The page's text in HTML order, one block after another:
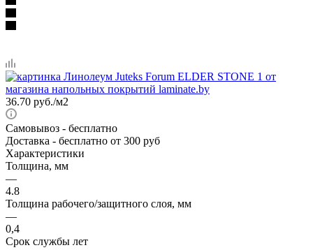
36.70 руб./м2
Самовывоз - бесплатно
Доставка - бесплатно от 300 руб
Характеристики
Толщина, мм
—
4.8
Толщина рабочего/защитного слоя, мм
—
0,4
Срок службы лет